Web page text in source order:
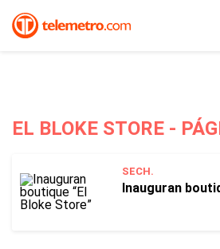
EL BLOKE STORE -
SECH.
Inauguran